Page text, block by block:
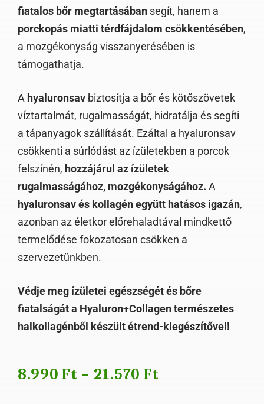
fiatalos bőr megtartásában segít, hanem a
porckopás miatti térdfájdalom csökkentésében,
a mozgékonyság visszanyerésében is
támogathatja.
A hyaluronsav biztosítja a bőr és kötőszövetek
víztartalmát, rugalmasságát, hidratálja és segíti
a tápanyagok szállítását. Ezáltal a hyaluronsav
csökkenti a súrlódást az ízületekben a porcok
felszínén, hozzájárul az ízületek
rugalmasságához, mozgékonyságához. A
hyaluronsav és kollagén együtt hatásos igazán,
azonban az életkor előrehaladtával mindkettő
termelődése fokozatosan csökken a
szervezetünkben.
Védje meg ízületei egészségét és bőre
fiatalságát a Hyaluron+Collagen természetes
halkollagénből készült étrend-kiegészítővel!
8.990Ft – 21.570 Ft